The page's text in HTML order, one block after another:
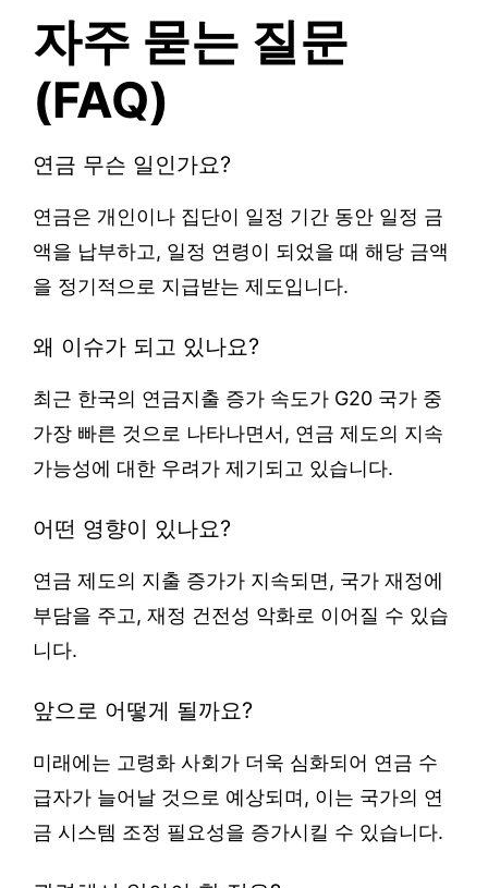
자주 묻는 질문
(FAQ)
연금 무슨 일인가요?
연금은 개인이나 집단이 일정 기간 동안 일정 금
액을 납부하고, 일정 연령이 되었을 때 해당 금액
을 정기적으로 지급받는 제도입니다.
왜 이슈가 되고 있나요?
최근 한국의 연금지출 증가 속도가 G20 국가 중
가장 빠른 것으로 나타나면서, 연금 제도의 지속
가능성에 대한 우려가 제기되고 있습니다.
어떤 영향이 있나요?
연금 제도의 지출 증가가 지속되면, 국가 재정에
부담을 주고, 재정 건전성 악화로 이어질 수 있습
니다.
앞으로 어떻게 될까요?
미래에는 고령화 사회가 더욱 심화되어 연금 수
급자가 늘어날 것으로 예상되며, 이는 국가의 연
금 시스템 조정 필요성을 증가시킬 수 있습니다.